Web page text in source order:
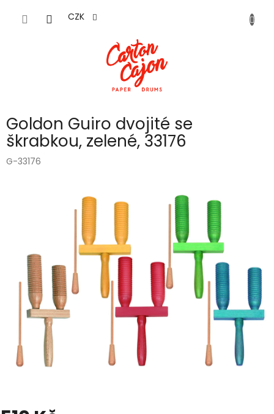
CZK
Goldon Guiro dvojité se
škrabkou, zelené, 33176
G-33176